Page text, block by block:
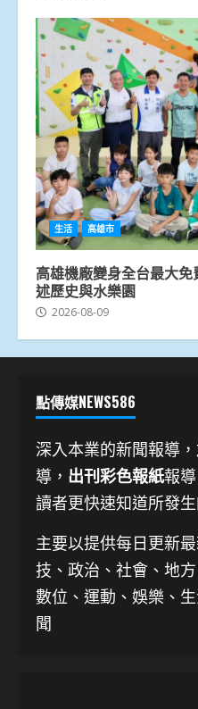
生活 高雄市
高雄機廠變身全台最大
述歷史與水樂園
2026-08-09
點傳媒NEWS586
深入本業的新聞報導
導， 出刊彩色報紙報
讀者更快速知道所發
主要以提供每日更新
技、 政治、社會、地
數位、運動、娛樂、
聞